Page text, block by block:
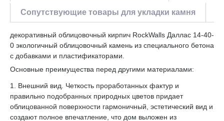
Сопутствующие товары для укладки камня
декоративный облицовочный кирпич RockWalls Даллас 14-40-
0 экологичный облицовочный камень из специального бетона
с добавками и пластификаторами.
Основные преимущества перед другими материалами:
1. Внешний вид. Четкость проработанных фактур и
правильно подобранных природных цветов придает
облицованной поверхности гармоничный, эстетический вид и
создают полное впечатление, что дом выложен из